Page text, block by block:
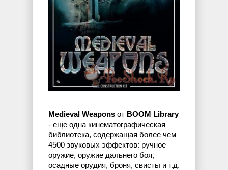
Medieval Weapons от BOOM Library
- еще одна кинематографическая
библиотека, содержащая более чем
4500 звуковых эффектов: ручное
оружие, оружие дальнего боя,
осадные орудия, броня, свисты и т.д.